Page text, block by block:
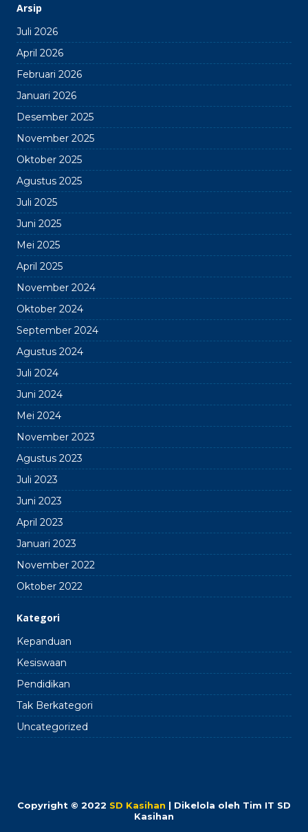
Arsip
Juli 2026
April 2026
Februari 2026
Januari 2026
Desember 2025
November 2025
Oktober 2025
Agustus 2025
Juli 2025
Juni 2025
Mei 2025
April 2025
November 2024
Oktober 2024
September 2024
Agustus 2024
Juli 2024
Juni 2024
Mei 2024
November 2023
Agustus 2023
Juli 2023
Juni 2023
April 2023
Januari 2023
November 2022
Oktober 2022
Kategori
Kepanduan
Kesiswaan
Pendidikan
Tak Berkategori
Uncategorized
Copyright © 2022 SD Kasihan | Dikelola oleh Tim IT SD
Kasihan